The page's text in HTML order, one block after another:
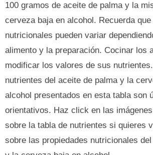
100 gramos de aceite de palma y la
cerveza baja en alcohol. Recuerda
nutricionales pueden variar
alimento y la preparación. Cocinar los
modificar los valores de sus
nutrientes del aceite de palma y la
alcohol presentados en esta tabla son
orientativos. Haz click en las
sobre la tabla de nutrientes si quieres
sobre las propiedades nutricionales